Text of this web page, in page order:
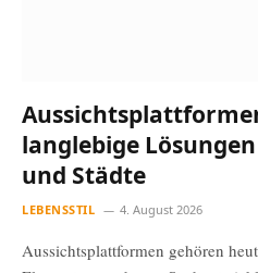
langlebige
und Städte
LEBENSSTIL 4. August 2026
Aussichtsplattformen gehören